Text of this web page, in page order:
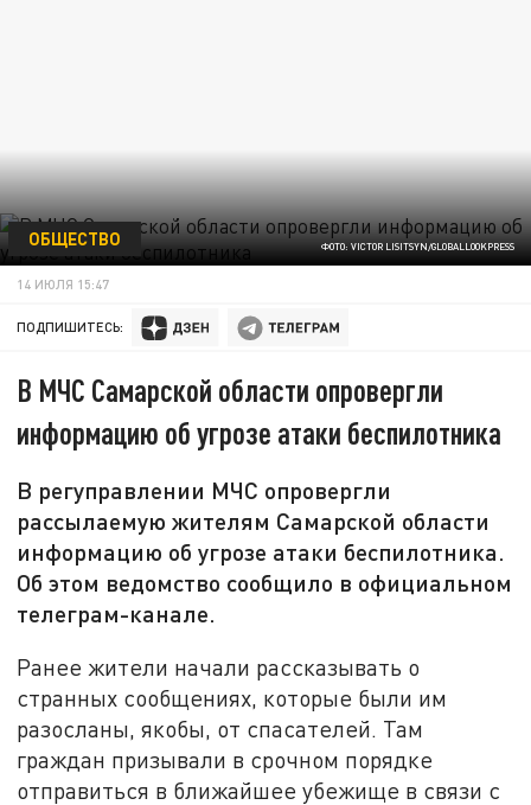
ФОТО: VICTOR LISITSYN/GLOBALLOOKPRESS
ОБЩЕСТВО
14 ИЮЛЯ 15:47
ПОДПИШИТЕСЬ:
В МЧС Самарской области опровергли
информацию об угрозе атаки беспилотника
В регуправлении МЧС опровергли
рассылаемую жителям Самарской области
информацию об угрозе атаки беспилотника.
Об этом ведомство сообщило в официальном
телеграм-канале.
Ранее жители начали рассказывать о
странных сообщениях, которые были им
разосланы, якобы, от спасателей. Там
граждан призывали в срочном порядке
отправиться в ближайшее убежище в связи с